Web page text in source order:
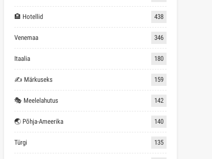
🏨 Hotellid 438
Venemaa 346
Itaalia 180
✍ Märkuseks 159
🎭 Meelelahutus 142
🌏 Põhja-Ameerika 140
Türgi 135